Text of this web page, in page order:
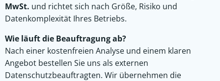
MwSt. und richtet sich nach Größe, Risiko und
Datenkomplexität Ihres Betriebs.
Wie läuft die Beauftragung ab?
Nach einer kostenfreien Analyse und einem klaren
Angebot bestellen Sie uns als externen
Datenschutzbeauftragten. Wir übernehmen die